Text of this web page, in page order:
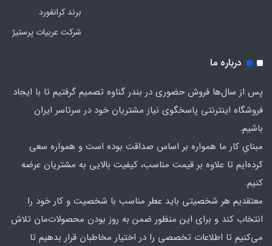
برند کرانفورد
شرکت عربیات پرستیژ
درباره ما
پس از سال‌ها فروش حضوری در بندر گناوه تصمیم گرفتیم تا با ایجاد
فروشگاه اینترنتی پاسخگوی نیاز مشتریان خود در سرتاسر ایران
باشیم.
مبنایِ کار ما همواره بر اساس صداقت بوده است و همواره سعی
کرده‌ایم تا علاوه بر قیمت مناسب، کیفیت بالایی به مشتریان عرضه
کنیم.
معتقدیم هر شخصیتی باید عطر مناسب با شخصیت و کار خود را
انتخاب کند و برای این منظور ضمن به روز بودن محصولات‌مان تلاش
می‌کنیم تا اطلاعات تخصصی را در اختیار مخاطبان قرار بدهیم تا